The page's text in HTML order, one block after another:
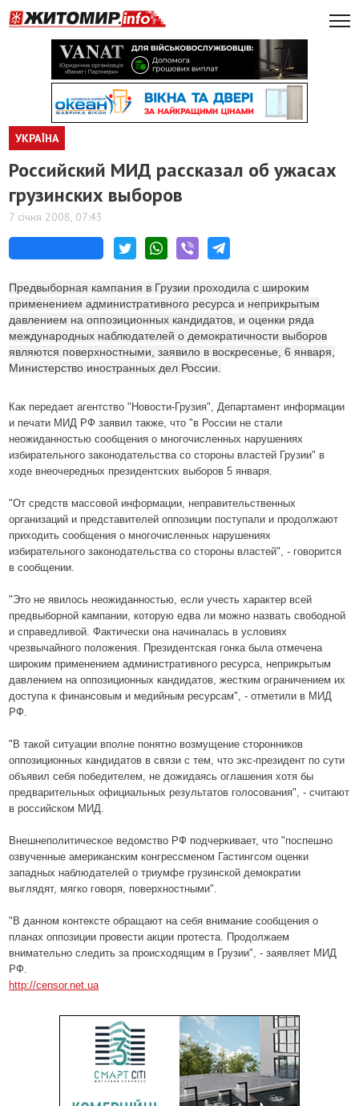
УКРАЇНА
Российский МИД рассказал об ужасах
грузинских выборов
7 січня 2008, 07:43
Предвыборная кампания в Грузии проходила с широким
применением административного ресурса и неприкрытым
давлением на оппозиционных кандидатов, и оценки ряда
международных наблюдателей о демократичности выборов
являются поверхностными, заявило в воскресенье, 6 января,
Министерство иностранных дел России.
Как передает агентство "Новости-Грузия", Департамент информации
и печати МИД РФ заявил также, что "в России не стали
неожиданностью сообщения о многочисленных нарушениях
избирательного законодательства со стороны властей Грузии" в
ходе внеочередных президентских выборов 5 января.
"От средств массовой информации, неправительственных
организаций и представителей оппозиции поступали и продолжают
приходить сообщения о многочисленных нарушениях
избирательного законодательства со стороны властей", - говорится
в сообщении.
"Это не явилось неожиданностью, если учесть характер всей
предвыборной кампании, которую едва ли можно назвать свободной
и справедливой. Фактически она начиналась в условиях
чрезвычайного положения. Президентская гонка была отмечена
широким применением административного ресурса, неприкрытым
давлением на оппозиционных кандидатов, жестким ограничением их
доступа к финансовым и медийным ресурсам", - отметили в МИД
РФ.
"В такой ситуации вполне понятно возмущение сторонников
оппозиционных кандидатов в связи с тем, что экс-президент по сути
объявил себя победителем, не дожидаясь оглашения хотя бы
предварительных официальных результатов голосования", - считают
в российском МИД.
Внешнеполитическое ведомство РФ подчеркивает, что "поспешно
озвученные американским конгрессменом Гастингсом оценки
западных наблюдателей о триумфе грузинской демократии
выглядят, мягко говоря, поверхностными".
"В данном контексте обращают на себя внимание сообщения о
планах оппозиции провести акции протеста. Продолжаем
внимательно следить за происходящим в Грузии", - заявляет МИД
РФ.
http://censor.net.ua